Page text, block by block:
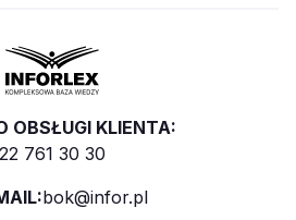
OBSŁUGI KLIENTA:
22 761 30 30
bok@infor.pl